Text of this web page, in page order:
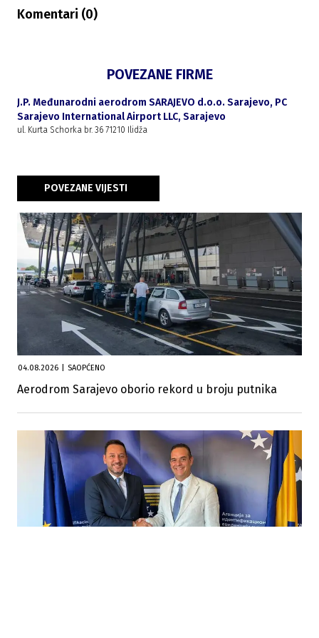
Komentari (0)
POVEZANE FIRME
J.P. Međunarodni aerodrom SARAJEVO d.o.o. Sarajevo, PC
Sarajevo International Airport LLC, Sarajevo
ul. Kurta Schorka br. 36 71210 Ilidža
POVEZANE VIJESTI
04.08.2026 SAOPĆENO
Aerodrom Sarajevo oborio rekord u broju putnika